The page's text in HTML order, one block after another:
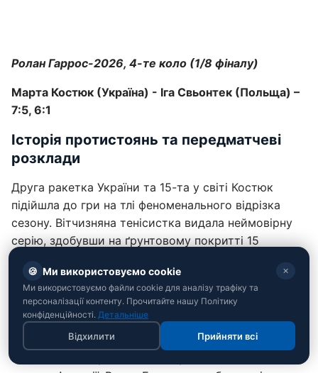
Ролан Гаррос-2026, 4-те коло (1/8 фіналу)
Марта Костюк (Україна) - Іга Свьонтек (Польща) –
7:5, 6:1
Історія протистоянь та передматчеві
розклади
Друга ракетка України та 15-та у світі Костюк
підійшла до гри на тлі феноменального відрізка
сезону. Вітчизняна тенісистка видала неймовірну
серію, здобувши на ґрунтовому покритті 15
Руані та Мадриді.
Третя ракетка світу Свьонтек, попри певну втрату
колишньої стабільності та відсутність титулів у
поточному сезоні, залишалася однією з лідерок
світового тенісу і головною претенденткою на
🍪 Ми використовуємо cookie ✕
Ми використовуємо файли cookie для аналізу трафіку та
персоналізації контенту. Прочитайте нашу Політику
конфіденційності. Детальніше
Відхилити Прийняти всі